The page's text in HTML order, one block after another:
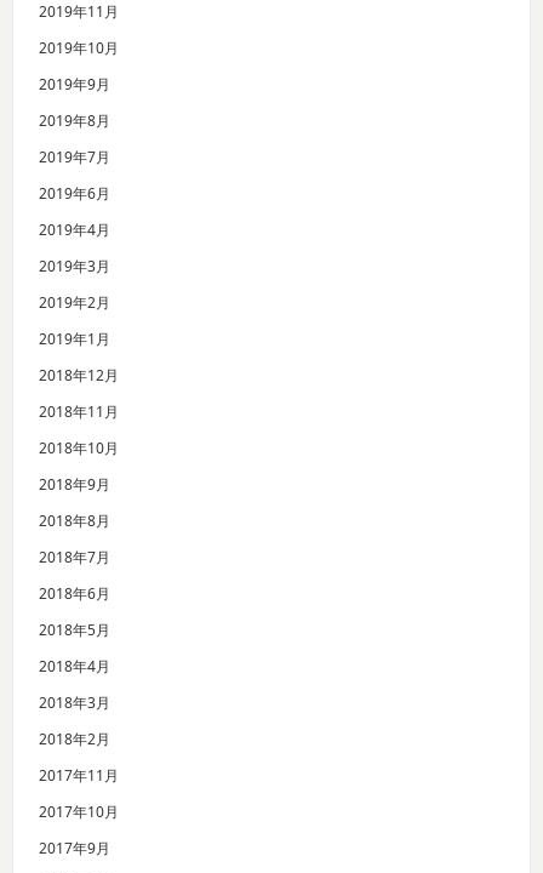
2019年11月
2019年10月
2019年9月
2019年8月
2019年7月
2019年6月
2019年4月
2019年3月
2019年2月
2019年1月
2018年12月
2018年11月
2018年10月
2018年9月
2018年8月
2018年7月
2018年6月
2018年5月
2018年4月
2018年3月
2018年2月
2017年11月
2017年10月
2017年9月